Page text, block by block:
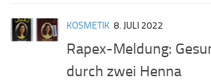
KOSMETIK 8. JULI 2022
Rapex-Meldung:
durch zwei Henna